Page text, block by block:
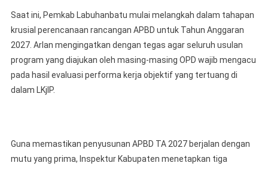
Saat ini, Pemkab Labuhanbatu mulai melangkah dalam tahapan
krusial perencanaan rancangan APBD untuk Tahun Anggaran
2027. Arlan mengingatkan dengan tegas agar seluruh usulan
program yang diajukan oleh masing-masing OPD wajib mengacu
pada hasil evaluasi performa kerja objektif yang tertuang di
dalam LKjIP.
Guna memastikan penyusunan APBD TA 2027 berjalan dengan
mutu yang prima, Inspektur Kabupaten menetapkan tiga